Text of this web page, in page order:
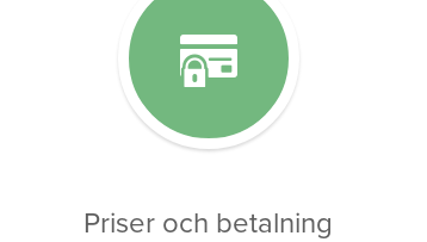
Priser och betalning